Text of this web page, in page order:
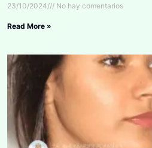
23/10/2024 No hay comentarios
Read More »